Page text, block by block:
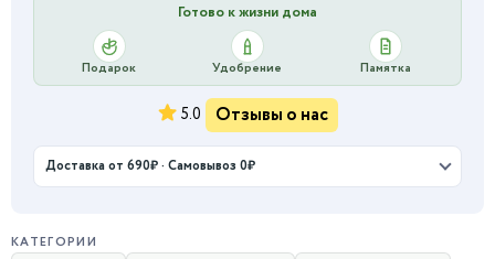
Готово к жизни дома
Подарок Удобрение Памятка
5.0 Отзывы о нас
Доставка от 690₽ · Самовывоз 0₽
КАТЕГОРИИ